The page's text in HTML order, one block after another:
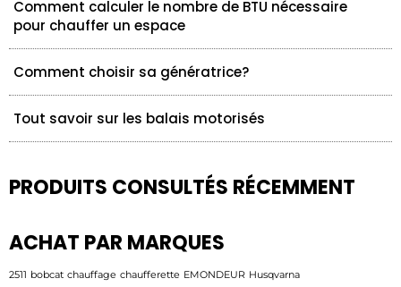
Comment calculer le nombre de BTU nécessaire
pour chauffer un espace
Comment choisir sa génératrice?
Tout savoir sur les balais motorisés
PRODUITS CONSULTÉS RÉCEMMENT
ACHAT PAR MARQUES
2511 bobcat chauffage chaufferette EMONDEUR Husqvarna